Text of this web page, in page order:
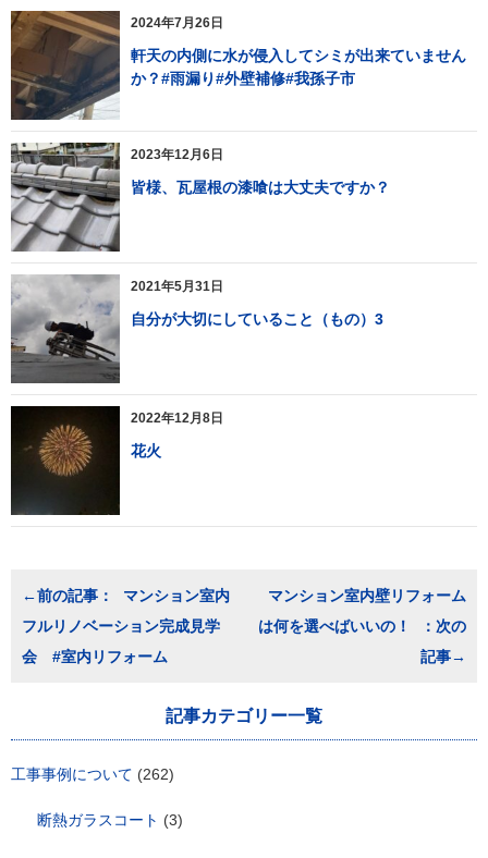
2024年7月26日
軒天の内側に水が侵入してシミが出来ていません
か？#雨漏り#外壁補修#我孫子市
2023年12月6日
皆様、瓦屋根の漆喰は大丈夫ですか？
2021年5月31日
自分が大切にしていること（もの）3
2022年12月8日
花火
ナ
ビ
マンション室内
フルリノベーション完成見学
会 #室内リフォーム
マンション室内壁リフォーム
は何を選べばいいの！
記事カテゴリー一覧
工事事例について (262)
断熱ガラスコート (3)